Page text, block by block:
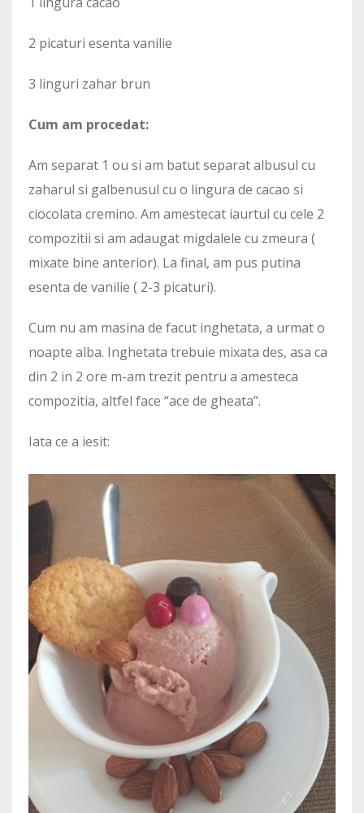
2 picaturi esenta vanilie
3 linguri zahar brun
Cum am procedat:
Am separat 1 ou si am batut separat albusul cu
zaharul si galbenusul cu o lingura de cacao si
ciocolata cremino. Am amestecat iaurtul cu cele 2
compozitii si am adaugat migdalele cu zmeura (
mixate bine anterior). La final, am pus putina
esenta de vanilie ( 2-3 picaturi).
Cum nu am masina de facut inghetata, a urmat o
noapte alba. Inghetata trebuie mixata des, asa ca
din 2 in 2 ore m-am trezit pentru a amesteca
compozitia, altfel face “ace de gheata”.
Iata ce a iesit: